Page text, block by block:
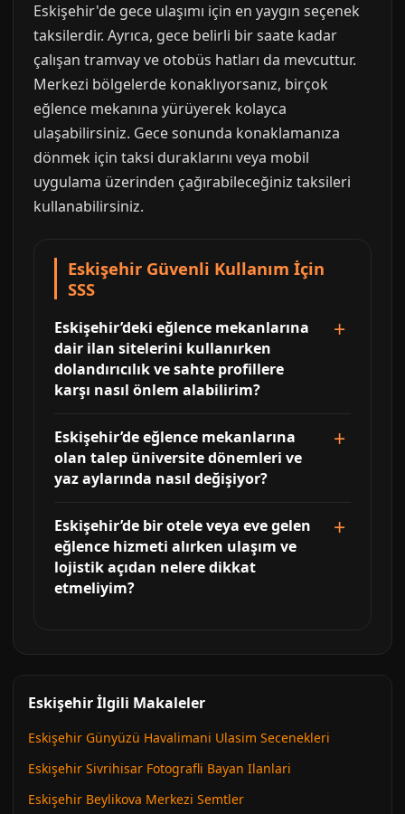
Eskişehir'de gece ulaşımı için en yaygın seçenek
taksilerdir. Ayrıca, gece belirli bir saate kadar
çalışan tramvay ve otobüs hatları da mevcuttur.
Merkezi bölgelerde konaklıyorsanız, birçok
eğlence mekanına yürüyerek kolayca
ulaşabilirsiniz. Gece sonunda konaklamanıza
dönmek için taksi duraklarını veya mobil
uygulama üzerinden çağırabileceğiniz taksileri
kullanabilirsiniz.
Eskişehir Güvenli Kullanım İçin
SSS
Eskişehir’deki eğlence mekanlarına
dair ilan sitelerini kullanırken
dolandırıcılık ve sahte profillere
karşı nasıl önlem alabilirim?
Eskişehir’de eğlence mekanlarına
olan talep üniversite dönemleri ve
yaz aylarında nasıl değişiyor?
Eskişehir’de bir otele veya eve gelen
eğlence hizmeti alırken ulaşım ve
lojistik açıdan nelere dikkat
etmeliyim?
Eskişehir İlgili Makaleler
Eskişehir Günyüzü Havalimani Ulasim Secenekleri
Eskişehir Sivrihisar Fotografli Bayan Ilanlari
Eskişehir Beylikova Merkezi Semtler